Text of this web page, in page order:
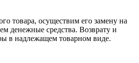
товара, осуществим его замену на
денежные средства. Возврату и
в надлежащем товарном виде.